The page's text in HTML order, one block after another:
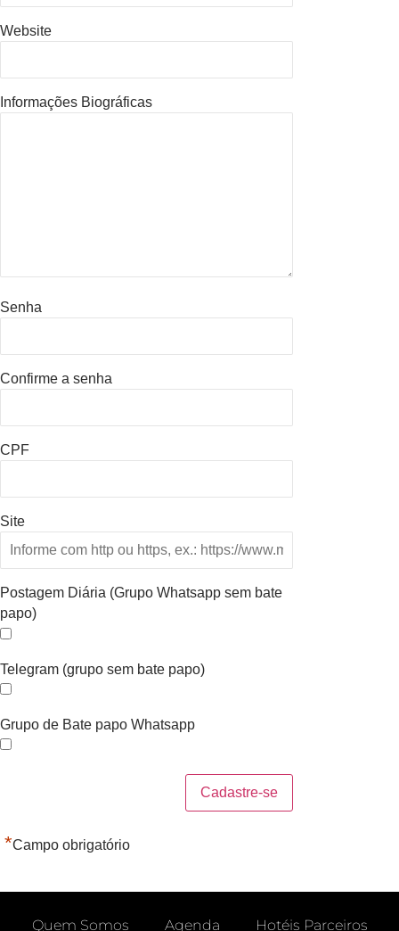
Website
Informações Biográficas
Senha
Confirme a senha
CPF
Site
Postagem Diária (Grupo Whatsapp sem bate
papo)
Telegram (grupo sem bate papo)
Grupo de Bate papo Whatsapp
*Campo obrigatório
Quem Somos Agenda Hotéis Parceiros